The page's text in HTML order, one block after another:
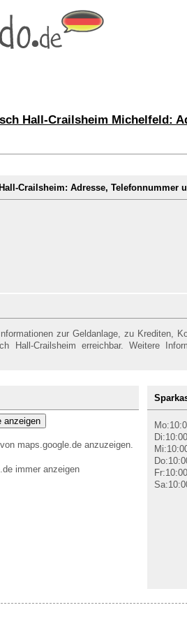
Hall-Crailsheim Michelfeld:
Crailsheim: Adresse, Telefonnummer
zur Geldanlage, zu Krediten,
Hall-Crailsheim erreichbar. Weitere
anzeigen
maps.google.de anzuzeigen.
immer anzeigen